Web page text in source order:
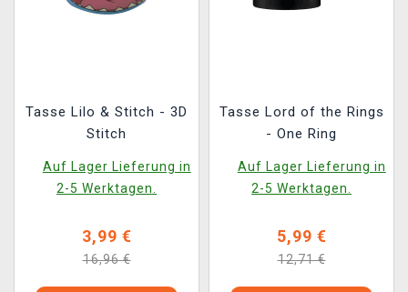
Tasse Lilo & Stitch - 3D
Stitch
Auf Lager Lieferung in
2-5 Werktagen.
3,99 €
16,96 €
Tasse Lord of the Rings
- One Ring
Auf Lager Lieferung in
2-5 Werktagen.
5,99 €
12,71 €